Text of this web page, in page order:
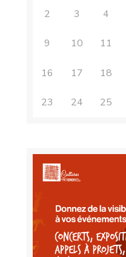
2 3 4
9 10 11
16 17 18
23 24 25